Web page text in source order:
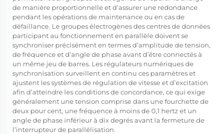
de manière proportionnelle et d’assurer une redondance
pendant les opérations de maintenance ou en cas de
défaillance. Legroupes électrogènes des centres de données
participant au fonctionnement en parallèle doivent se
synchroniser précisément en termes d’amplitude de tension,
de fréquence et d’angle de phase avant d’être connectés à
un même jeu de barres. Les régulateurs numériques de
synchronisation surveillent en continu ces paramètres et
ajustent les systèmes de régulation de vitesse et d’excitation
afin d’atteindre les conditions de concordance, ce qui exige
généralement une tension comprise dans une fourchette de
deux pour cent, une fréquence à moins de 0,1 hertz et un
angle de phase inférieur à dix degrés avant la fermeture de
l’interrupteur de parallélisation.